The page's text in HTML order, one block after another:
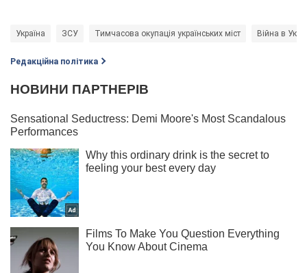
Україна ЗСУ Тимчасова окупація українських міст Війна в
Редакційна політика